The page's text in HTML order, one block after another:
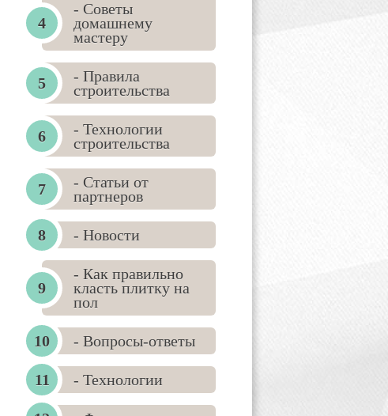
- Советы
домашнему
мастеру
- Правила
строительства
- Технологии
строительства
- Статьи от
партнеров
- Новости
- Как правильно
класть плитку на
пол
- Вопросы-ответы
- Технологии